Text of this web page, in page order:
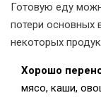
Готовую еду
потери основных
некоторых
Хорошо
мясо, каши,